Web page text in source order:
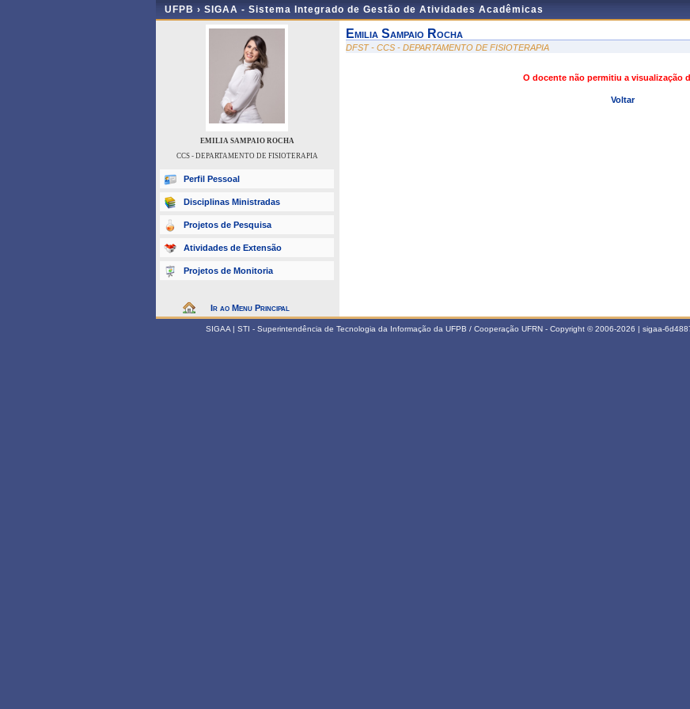
UFPB › SIGAA - Sistema Integrado de Gestão de Atividades Acadêmicas
EMILIA SAMPAIO ROCHA
CCS - DEPARTAMENTO DE FISIOTERAPIA
Perfil Pessoal
Disciplinas Ministradas
Projetos de Pesquisa
Atividades de Extensão
Projetos de Monitoria
Ir ao Menu Principal
Emilia Sampaio Rocha
DFST - CCS - DEPARTAMENTO DE FISIOTERAPIA
O docente não permitiu a visualização
Voltar
SIGAA | STI - Superintendência de Tecnologia da Informação da UFPB / Cooperação UFRN - Copyright © 2006-2026 | sigaa-